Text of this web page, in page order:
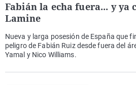
Fabián la echa fuera... y ya
Lamine
Nueva y larga posesión de España que
peligro de Fabián Ruiz desde fuera del
Yamal y Nico Williams.